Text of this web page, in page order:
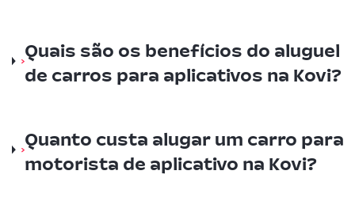
Quais são os benefícios do aluguel
de carros para aplicativos na Kovi?
Quanto custa alugar um carro para
motorista de aplicativo na Kovi?